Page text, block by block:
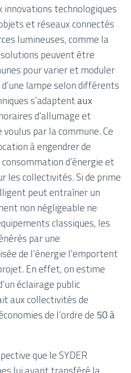
innovations technologiques
et réseaux connectés
lumineuses, comme la
peuvent être
pour varier et moduler
lampe selon différents
s’adaptentaux
d’allumage et
par la commune. Ce
à engendrer de
d’énergie et
les collectivités. Si de prime
peut entraîner un
non négligeable ne
classiques, les
par une
de l’énergie l’emportent
En effet, on estime
éclairage public
aux collectivités de
de l’ordre de 50 à
que le SYDER